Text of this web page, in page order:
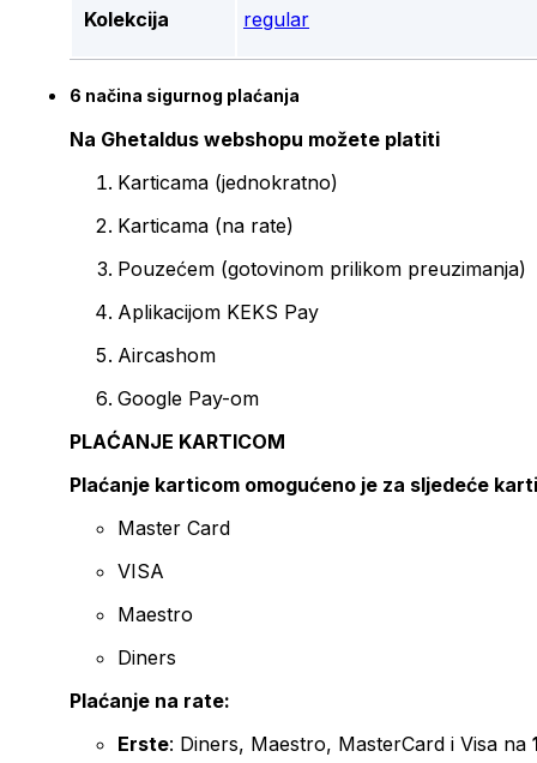
Kolekcija regular
6 načina sigurnog plaćanja
Na Ghetaldus webshopu možete platiti
Karticama (jednokratno)
Karticama (na rate)
Pouzećem (gotovinom prilikom preuzimanja)
Aplikacijom KEKS Pay
Aircashom
Google Pay-om
PLAĆANJE KARTICOM
Plaćanje karticom omogućeno je za sljedeće
Master Card
VISA
Maestro
Diners
Plaćanje na rate:
Erste: Diners, Maestro, MasterCard i Visa na